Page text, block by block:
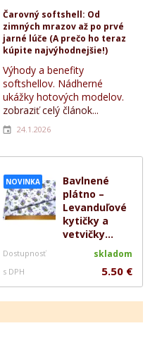
NOVINKA
Bavlnené
plátno –
Levanduľové
kytičky a
vetvičky...
Dostupnosť skladom
s DPH 5.50 €
Čarovný softshell: Od
zimných mrazov až po prvé
jarné lúče (A prečo ho teraz
kúpite najvýhodnejšie!)
Výhody a benefity
softshellov. Nádherné
ukážky hotových modelov.
zobraziť celý článok...
24.1.2026